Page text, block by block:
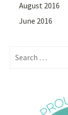
August 2016
June 2016
for: